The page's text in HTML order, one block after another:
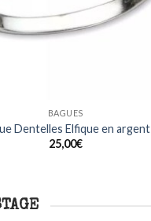
BAGUES
Dentelles Elfique en argent
25,00€